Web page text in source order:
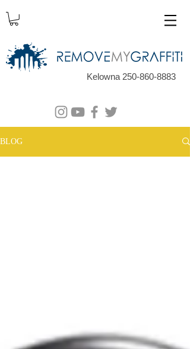
Kelowna 250-860-8883
BLOG